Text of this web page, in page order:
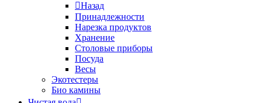
Назад
Принадлежности
Нарезка продуктов
Хранение
Столовые приборы
Посуда
Весы
Экотестеры
Био камины